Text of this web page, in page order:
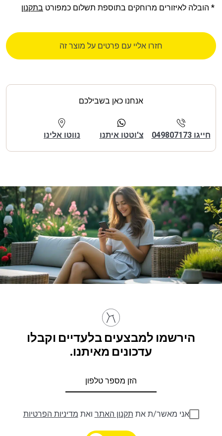
* הובלה לאיזורים מרוחקים בתוספת תשלום כמפורט בתקנון
חזרו אליי עם פרטים על מוצר זה
אנחנו כאן בשבילכם
חייגו 049807173 צ'וטטו איתנו נווטו אלינו
הירשמו למבצעים בלעדיים וקבלו
עדכונים מאיתנו.
אני מאשר/ת את תקנון האתר ואת מדיניות הפרטיות